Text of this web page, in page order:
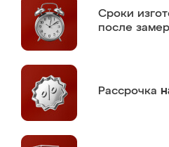
Сроки
после
Рассрочка